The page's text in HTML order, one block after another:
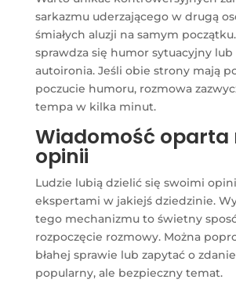
sarkazmu uderzającego w drugą
śmiałych aluzji na samym
sprawdza się humor sytuacyjny lub
autoironia. Jeśli obie strony mają
poczucie humoru, rozmowa
tempa w kilka minut.
Wiadomość oparta
opinii
Ludzie lubią dzielić się swoimi
ekspertami w jakiejś dziedzinie.
tego mechanizmu to świetny
rozpoczęcie rozmowy. Można
błahej sprawie lub zapytać o
popularny, ale bezpieczny temat.